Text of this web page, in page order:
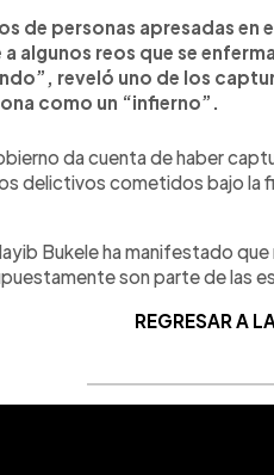
de personas apresadas en
algunos reos que se
reveló uno de los
como un “infierno”.
da cuenta de haber
delictivos cometidos bajo la
Bukele ha manifestado
son parte de las
REGRESAR A